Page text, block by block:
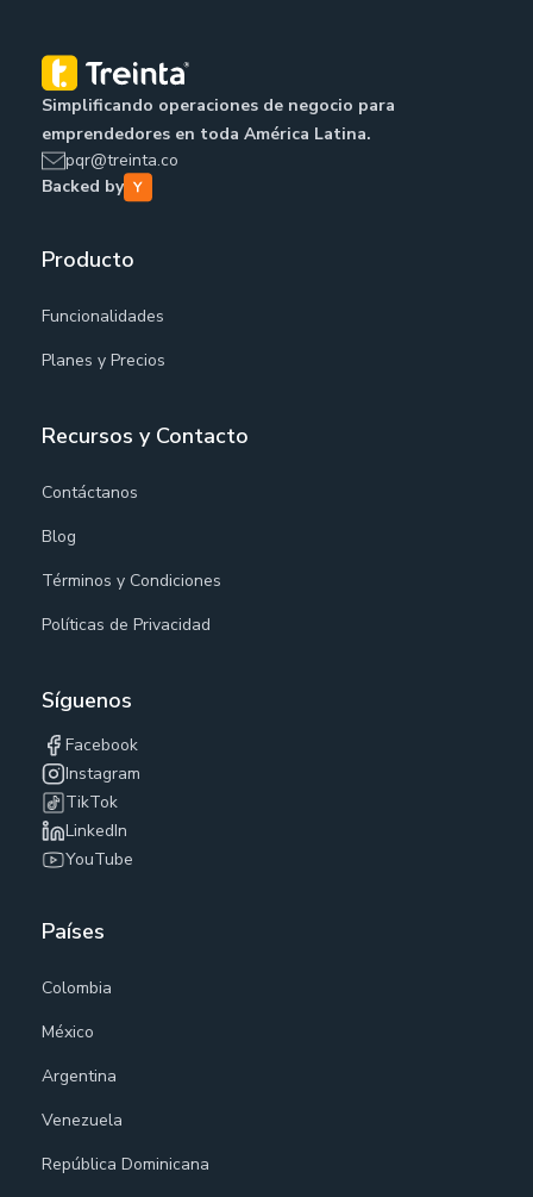
Simplificando operaciones de negocio para
emprendedores en toda América Latina.
pqr@treinta.co
Backed by
Producto
Funcionalidades
Planes y Precios
Recursos y Contacto
Contáctanos
Blog
Términos y Condiciones
Políticas de Privacidad
Síguenos
Facebook
Instagram
TikTok
LinkedIn
YouTube
Países
Colombia
México
Argentina
Venezuela
República Dominicana